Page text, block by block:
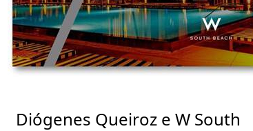
Diógenes Queiroz e W South